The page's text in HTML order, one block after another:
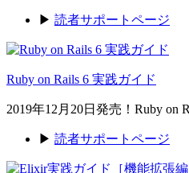
▶ 読者サポートページ
Ruby on Rails 6 実践ガイド
2019年12月20日発売！Ruby on
▶ 読者サポートページ